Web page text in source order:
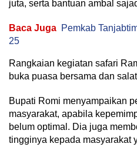
juta, serta bantuan ambal
Baca Juga Pemkab
25
Rangkaian kegiatan safari
buka puasa bersama dan
Bupati Romi menyampaikan
masyarakat, apabila
belum optimal. Dia juga
tingginya kepada masyarakat